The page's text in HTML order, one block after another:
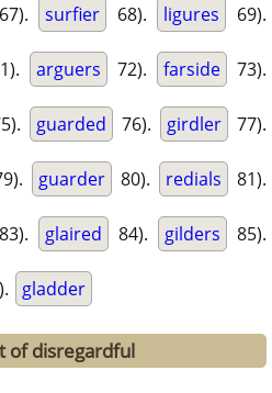
67). surfier 68). ligures 69).
arguers 72). farside 73).
guarded 76). girdler 77).
guarder 80). redials 81).
83). glaired 84). gilders 85).
gladder
of disregardful